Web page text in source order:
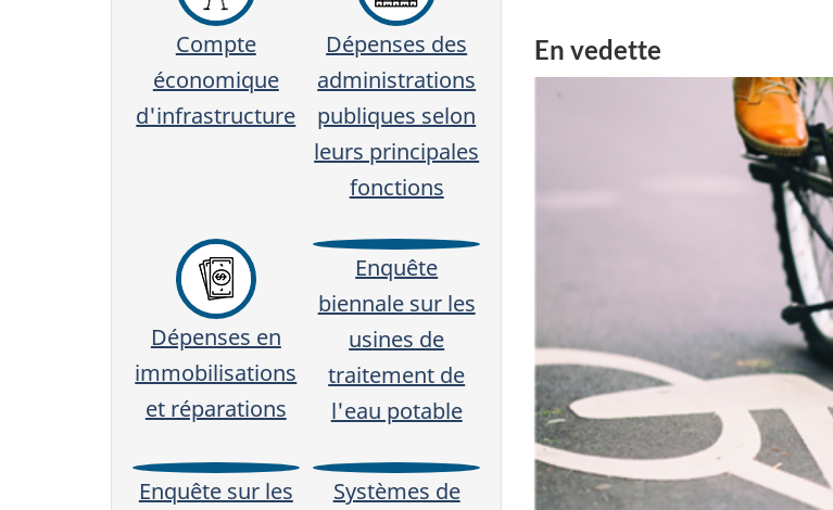
Compte
économique
d'infrastructure
Dépenses des
administrations
publiques selon
leurs principales
fonctions
Dépenses en
immobilisations
et réparations
Enquête
biennale sur les
usines de
traitement de
l'eau potable
Enquête sur les
Systèmes de
En vedette